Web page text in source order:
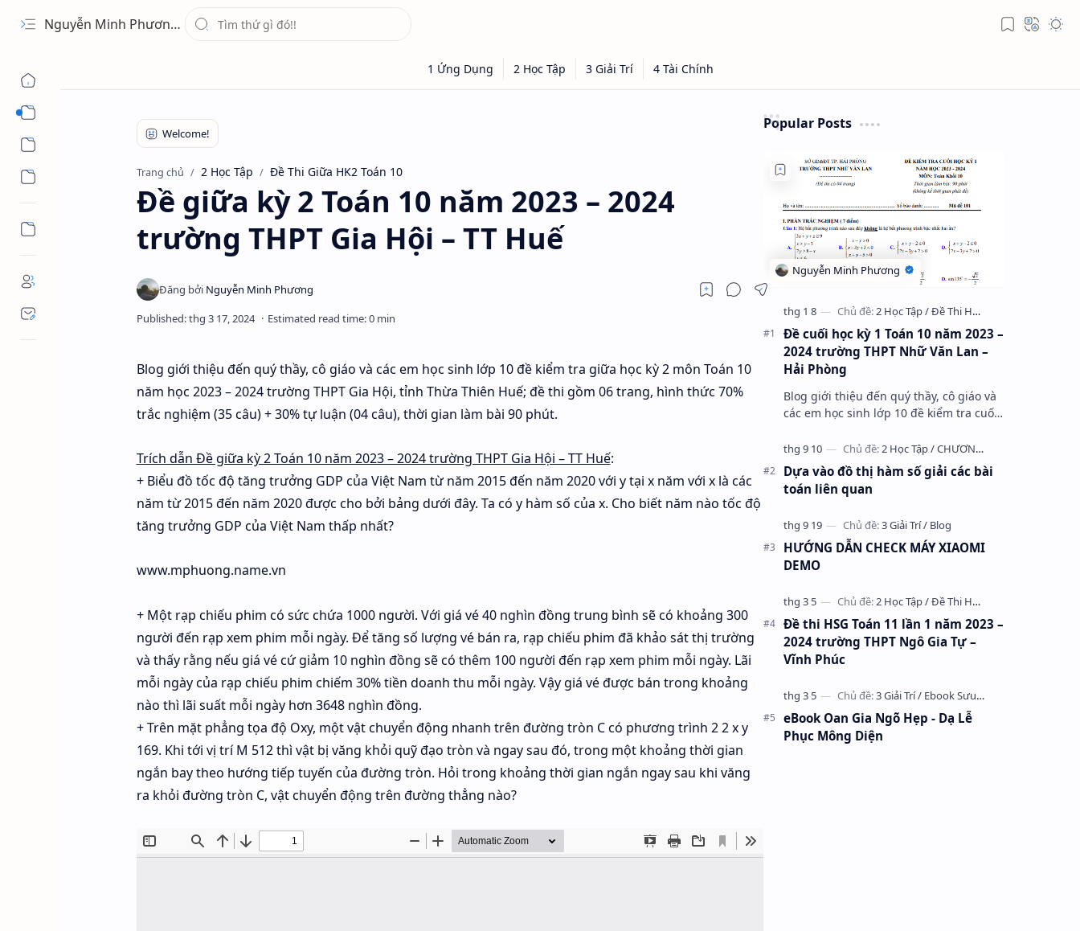
Nguyễn Minh Phương - Blog Chia sẻ Kiến thức Chứng khoán & Tài liệu Toán học
Trang chủ 2 Học Tập Đề Thi Giữa HK2 Toán 10
Đề giữa kỳ 2 Toán 10 năm 2023 – 2024
trường THPT Gia Hội – TT Huế
Blog giới thiệu đến quý thầy, cô giáo và các em học sinh lớp 10 đề kiểm tra giữa học kỳ 2 môn Toán 10
năm học 2023 – 2024 trường THPT Gia Hội, tỉnh Thừa Thiên Huế; đề thi gồm 06 trang, hình thức 70%
trắc nghiệm (35 câu) + 30% tự luận (04 câu), thời gian làm bài 90 phút.
Trích dẫn Đề giữa kỳ 2 Toán 10 năm 2023 – 2024 trường THPT Gia Hội – TT Huế:
+ Biểu đồ tốc độ tăng trưởng GDP của Việt Nam từ năm 2015 đến năm 2020 với y tại x năm với x là các
năm từ 2015 đến năm 2020 được cho bởi bảng dưới đây. Ta có y hàm số của x. Cho biết năm nào tốc độ
tăng trưởng GDP của Việt Nam thấp nhất?
www.mphuong.name.vn
+ Một rạp chiếu phim có sức chứa 1000 người. Với giá vé 40 nghìn đồng trung bình sẽ có khoảng 300
người đến rạp xem phim mỗi ngày. Để tăng số lượng vé bán ra, rạp chiếu phim đã khảo sát thị trường
và thấy rằng nếu giá vé cứ giảm 10 nghìn đồng sẽ có thêm 100 người đến rạp xem phim mỗi ngày. Lãi
mỗi ngày của rạp chiếu phim chiếm 30% tiền doanh thu mỗi ngày. Vậy giá vé được bán trong khoảng
nào thì lãi suất mỗi ngày hơn 3648 nghìn đồng.
+ Trên mặt phẳng tọa độ Oxy, một vật chuyển động nhanh trên đường tròn C có phương trình 2 2 x y
169. Khi tới vị trí M 512 thì vật bị văng khỏi quỹ đạo tròn và ngay sau đó, trong một khoảng thời gian
ngắn bay theo hướng tiếp tuyến của đường tròn. Hỏi trong khoảng thời gian ngắn ngay sau khi văng
ra khỏi đường tròn C, vật chuyển động trên đường thẳng nào?
Popular Posts
Đề cuối học kỳ 1 Toán 10 năm 2023 –
2024 trường THPT Nhữ Văn Lan –
Hải Phòng
Blog giới thiệu đến quý thầy, cô giáo và
các em học sinh lớp 10 đề kiểm tra cuối
2024 trường THPT Nhữ Văn Lan, th…
Dựa vào đồ thị hàm số giải các bài
toán liên quan
HƯỚNG DẪN CHECK MÁY XIAOMI
DEMO
Đề thi HSG Toán 11 lần 1 năm 2023 –
2024 trường THPT Ngô Gia Tự –
Vĩnh Phúc
eBook Oan Gia Ngõ Hẹp - Dạ Lễ
Phục Mông Diện